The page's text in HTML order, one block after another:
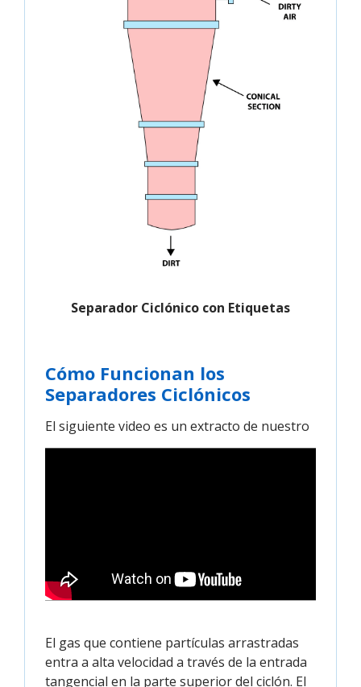
Separador Ciclónico con Etiquetas
Cómo Funcionan los
Separadores Ciclónicos
El siguiente video es un extracto de nuestro
El gas que contiene partículas arrastradas
entra a alta velocidad a través de la entrada
tangencial en la parte superior del ciclón. El